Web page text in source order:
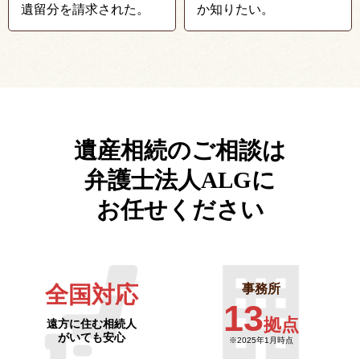
遺留分を請求された。
か知りたい。
遺産相続のご相談は
弁護士法人ALGに
お任せください
全国対応
遠方に住む相続人
がいても安心
事務所
13拠点
※2025年1月時点